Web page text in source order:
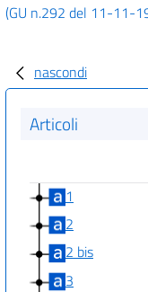
(GU n.292 del 11-11-
nascondi
Articoli
1
2
2 bis
3